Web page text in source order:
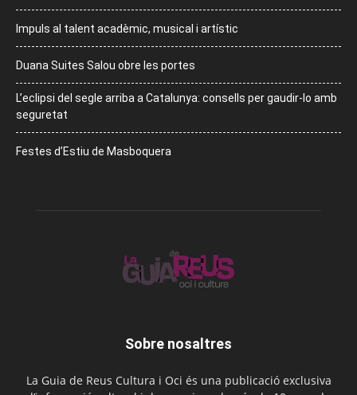
Impuls al talent acadèmic, musical i artístic
Duana Suites Salou obre les portes
L’eclipsi del segle arriba a Catalunya: consells per gaudir-lo amb
seguretat
Festes d’Estiu de Masboquera
Sobre nosaltres
La Guia de Reus Cultura i Oci és una publicació exclusiva